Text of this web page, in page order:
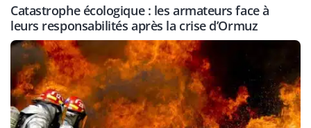
Catastrophe écologique : les armateurs face à
leurs responsabilités après la crise d’Ormuz